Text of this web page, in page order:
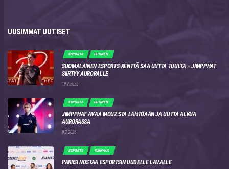
UUSIMMAT UUTISET
ESPORTS UUTINEN
SUOMALAINEN ESPORTS-KENTTÄ SAA UUTTA TUULTA – JIMPPHAT
SIIRTYY AURORALLE
19.7.2026
ESPORTS UUTINEN
JIMPPHAT AVAA MOUZ:STA LÄHTÖÄÄN JA UUTTA ALKUA
AURORASSA
9.7.2026
ESPORTS TURNAUS
PARIISI NOSTAA ESPORTSIN UUDELLE LAVALLE